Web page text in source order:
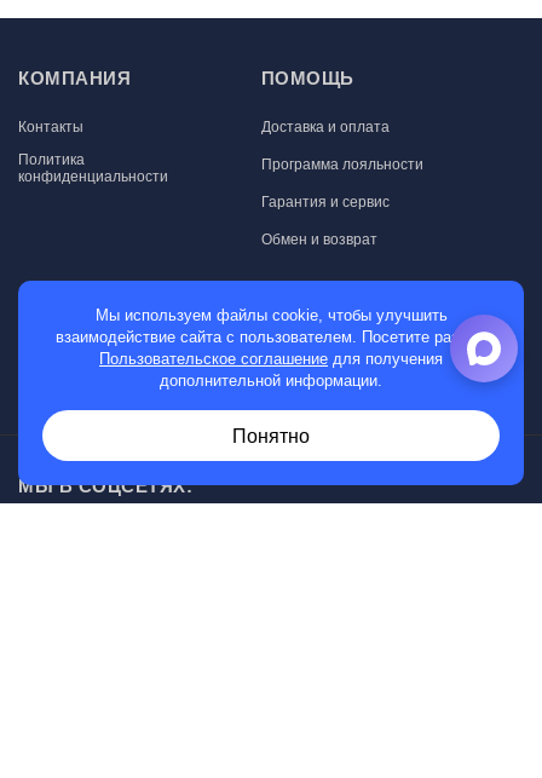
КОМПАНИЯ
Контакты
Политика
конфиденциальности
ПОМОЩЬ
Доставка и оплата
Программа лояльности
Гарантия и сервис
Обмен и возврат
МАГАЗИН
Мужские часы
МЫ В СОЦСЕТЯХ:
Мы используем файлы cookie, чтобы улучшить
взаимодействие сайта с пользователем. Посетите раздел
Пользовательское соглашение для получения
дополнительной информации.
Понятно